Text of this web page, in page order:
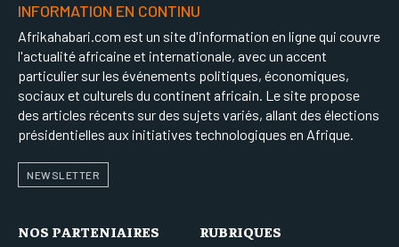
INFORMATION EN CONTINU
Afrikahabari.com est un site d'information en ligne qui couvre
l'actualité africaine et internationale, avec un accent
particulier sur les événements politiques, économiques,
sociaux et culturels du continent africain. Le site propose
des articles récents sur des sujets variés, allant des élections
présidentielles aux initiatives technologiques en Afrique.
NEWSLETTER
NOS PARTENIAIRES RUBRIQUES